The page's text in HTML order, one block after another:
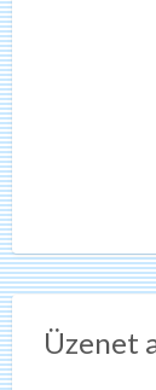
Üzenet